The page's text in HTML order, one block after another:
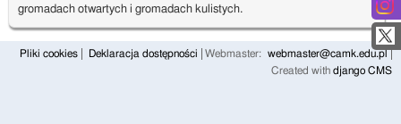
gromadach otwartych i gromadach kulistych.
Pliki cookies Deklaracja dostępności Webmaster:
webmaster@camk.edu.pl
Created with django CMS